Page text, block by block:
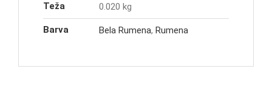
Teža 0.020 kg
Barva Bela Rumena, Rumena